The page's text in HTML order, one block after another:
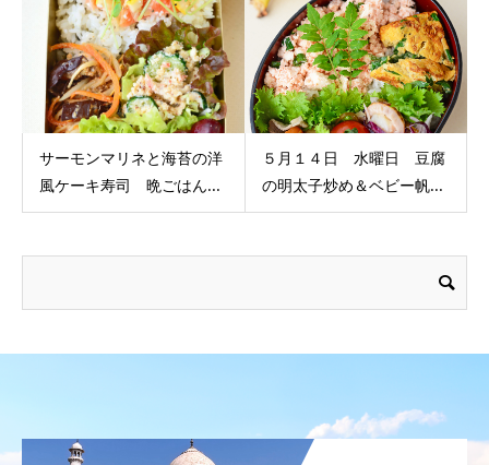
サーモンマリネと海苔の洋
風ケーキ寿司 晩ごはん...
５月１４日 水曜日 豆腐
の明太子炒め＆ベビー帆...